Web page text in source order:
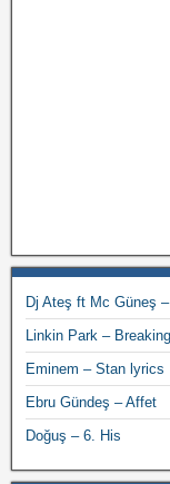
Dj Ateş ft Mc Güneş
Linkin Park –
Eminem – Stan lyrics
Ebru Gündeş – Affet
Doğuş – 6. His